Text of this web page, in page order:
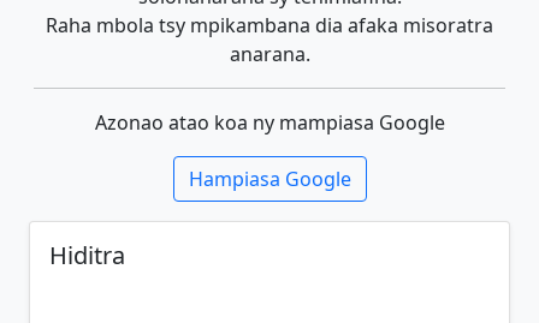
Raha mbola tsy mpikambana dia afaka misoratra
anarana.
Azonao atao koa ny mampiasa Google
Hampiasa Google
Hiditra